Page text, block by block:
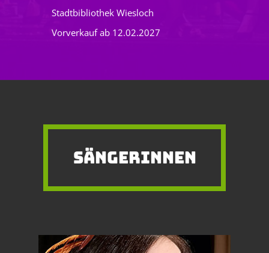
Stadtbibliothek Wiesloch
Vorverkauf ab 12.02.2027
SÄNGERINNEN